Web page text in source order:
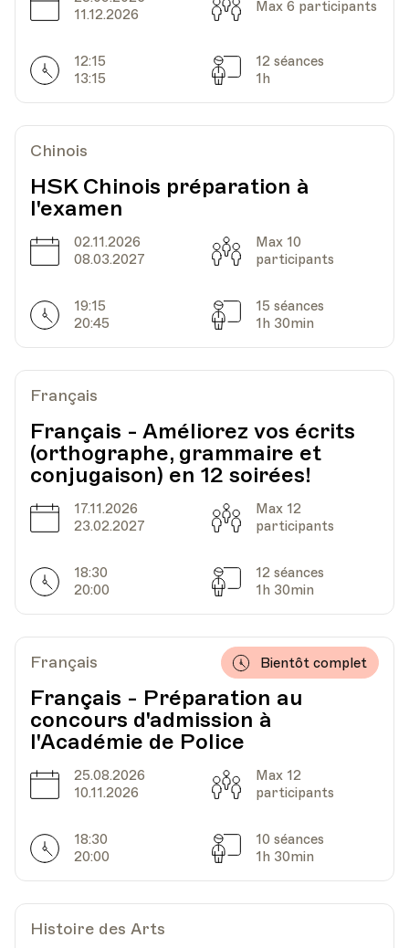
LieuEn ligne
LieuEn ligne
Date
08.03.2021 Heure
18.30
Date15.03.2021 Heure
18.30
LieuEn ligne
Date
22.03.2021 Heure
18.30
Lieu
En ligne
Date29.03.2021 Heure
18.30
LieuEn ligne
Date
19.04.2021 Heure
18.30
LieuEn ligne
Date26.04.2021
Date
11.12.2026
Capacité
Max 6 participants
Horarires
12:15
13:15
Séances
12 séances
1h
Chinois
HSK Chinois préparation à
l'examen
Date
02.11.2026
08.03.2027
Capacité
Max 10
participants
Horarires
19:15
20:45
Séances
15 séances
1h 30min
Français
Français - Améliorez vos écrits
(orthographe, grammaire et
conjugaison) en 12 soirées!
Date
17.11.2026
23.02.2027
Capacité
Max 12
participants
Horarires
18:30
20:00
Séances
12 séances
1h 30min
Français
Français - Préparation au
concours d'admission à
l'Académie de Police
Bientôt complet
Date
25.08.2026
10.11.2026
Capacité
Max 12
participants
Horarires
18:30
20:00
Séances
10 séances
1h 30min
Histoire des Arts